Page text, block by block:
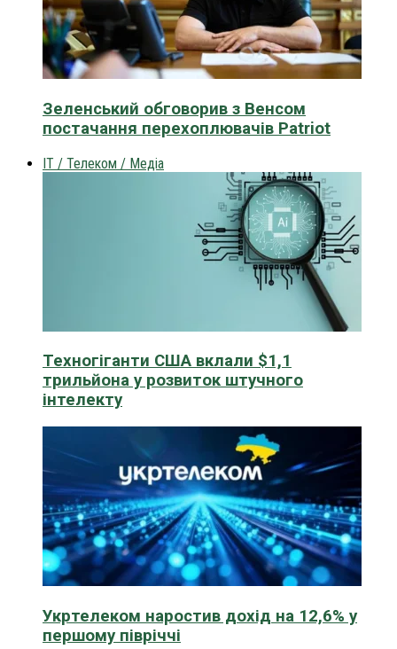
Зеленський обговорив з Венсом
постачання перехоплювачів Patriot
IT / Телеком / Медіа
Техногіганти США вклали $1,1
трильйона у розвиток штучного
інтелекту
Укртелеком наростив дохід на 12,6% у
першому півріччі